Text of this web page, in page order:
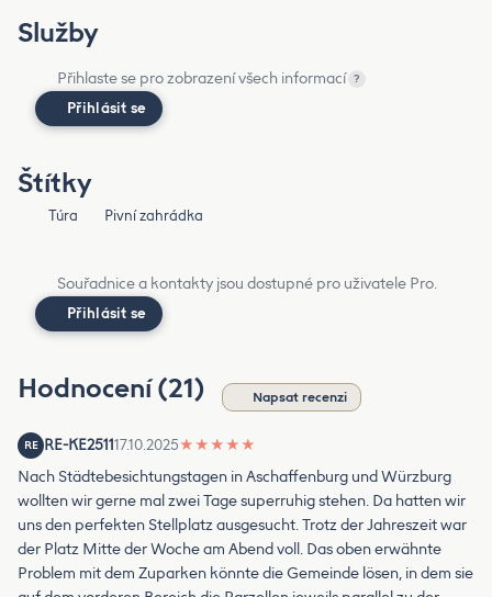
Služby
Přihlaste se pro zobrazení všech informací ?
Přihlásit se
Štítky
Túra Pivní zahrádka
Souřadnice a kontakty jsou dostupné pro uživatele Pro.
Přihlásit se
Hodnocení (21) Napsat recenzi
RE RE-KE251117.10.2025★ ★ ★ ★ ★
Nach Städtebesichtungstagen in Aschaffenburg und Würzburg
wollten wir gerne mal zwei Tage superruhig stehen. Da hatten wir
uns den perfekten Stellplatz ausgesucht. Trotz der Jahreszeit war
der Platz Mitte der Woche am Abend voll. Das oben erwähnte
Problem mit dem Zuparken könnte die Gemeinde lösen, in dem sie